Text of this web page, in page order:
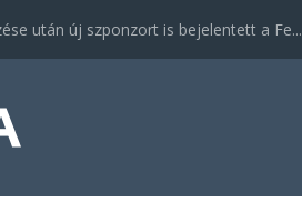
után új szponzort is bejelentett a Fe...